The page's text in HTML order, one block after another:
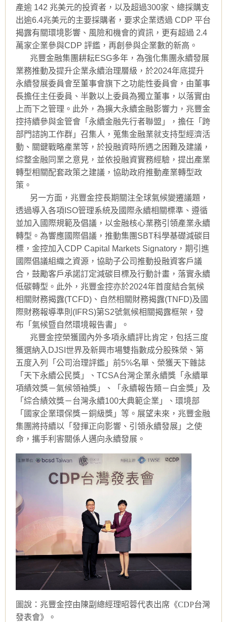
產逾 142 兆美元的投資者，以及超過300家、總採購支
出逾6.4兆美元的主要採購者，要求企業透過 CDP 平台
揭露有關環境影響、風險和機會的資訊，更有超過 2.4
萬家企業參與CDP 評鑑，再創參與企業數的新高。
兆豐金融集團耕耘ESG多年，為強化集團永續發展
業務推動及提升企業永續治理層級，於2024年底提升
永續發展委員會至董事會旗下之功能性委員會，由董事
長擔任主任委員、半數以上委員為獨立董事，以落實由
上而下之管理。此外，為擴大永續金融影響力，兆豐金
控持續參與金管會「永續金融先行者聯盟」，擔任「跨
部門諮詢工作群」召集人，蒐集金融業就支持型經濟活
動、關鍵戰略產業等，於投融資時所遇之困難及建議，
綜整金融同業之意見，並依投融資實務經驗，提出產業
轉型相關配套政策之建議，協助政府推動產業轉型政
策。
另一方面，兆豐金控長期關注全球氣候變遷議題，
透過導入各項ISO管理系統及國際永續相關標準、遵循
並加入國際規範及倡議，以金融核心業務引領產業永續
轉型。為響應國際倡議，推動集團SBT科學基礎減碳目
標，金控加入CDP Capital Markets Signatory，期引進
國際倡議組織之資源，協助子公司推動投融資客戶議
合，鼓勵客戶承諾訂定減碳目標及行動計畫，落實永續
低碳轉型。此外，兆豐金控亦於2024年首度結合氣候
相關財務揭露(TCFD)、自然相關財務揭露(TNFD)及國
際財務報導準則(IFRS)第S2號氣候相關揭露框架，發
布「氣候暨自然環境報告書」。
兆豐金控榮獲國內外多項永續評比肯定，包括三度
獲選納入DJSI世界及新興市場雙指數成分股殊榮、第
五度入列「公司治理評鑑」前5%名單、榮獲天下雜誌
「天下永續公民獎」、TCSA台灣企業永續獎「永續單
項績效獎－氣候領袖獎」、「永續報告類－白金獎」及
「綜合績效獎－台灣永續100大典範企業」、環境部
「國家企業環保獎－銅級獎」等。展望未來，兆豐金融
集團將持續以「發揮正向影響、引領永續發展」之使
命，攜手利害關係人邁向永續發展。
圖說：兆豐金控由陳副總經理昭蓉代表出席《CDP台灣
發表會》。